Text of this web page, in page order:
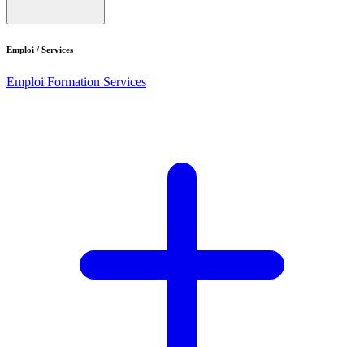
Emploi / Services
Emploi Formation Services